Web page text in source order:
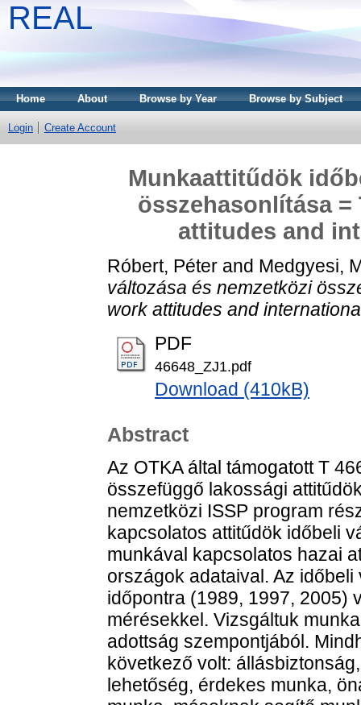
REAL
Home About Browse by Year Browse by Subject
Login Create Account
Munkaattitűdök
összehasonlítása
attitudes and
Róbert, Péter and Medgyesi,
változása és nemzetközi
work attitudes and
PDF
46648_ZJ1.pdf
Download (410kB)
Abstract
Az OTKA által támogatott T
összefüggő lakossági
nemzetközi ISSP program
kapcsolatos attitűdök időbeli
munkával kapcsolatos hazai
országok adataival. Az
időpontra (1989, 1997, 2005)
mérésekkel. Vizsgáltuk
adottság szempontjából.
következő volt:
lehetőség, érdekes munka,